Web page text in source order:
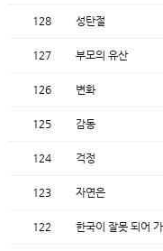
128 성탄절
127 부모의 유산
126 변화
125 감동
124 걱정
123 자연은
122 한국이 잘못 되어